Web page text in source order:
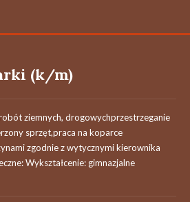
(k/m)
ziemnych, drogowychprzestrzeganie
sprzęt,praca na koparce
zgodnie z wytycznymi kierownika
Wykształcenie: gimnazjalne